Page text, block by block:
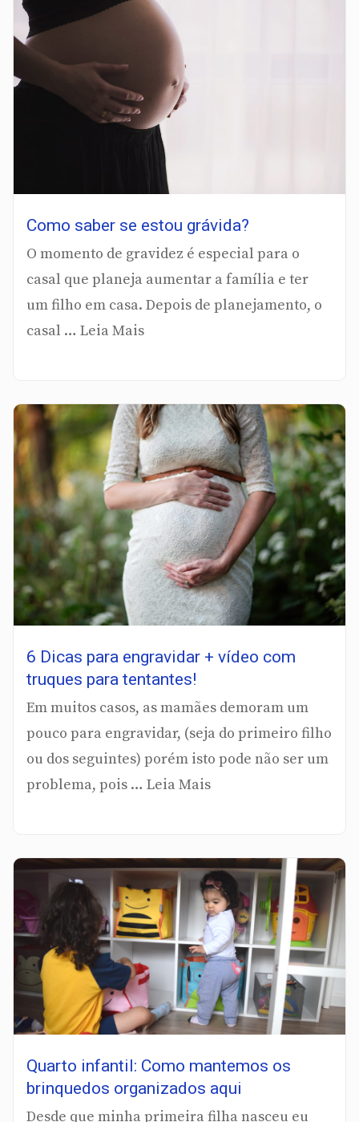
Como saber se estou grávida?
O momento de gravidez é especial para o
casal que planeja aumentar a família e ter
um filho em casa. Depois de planejamento, o
casal … Leia Mais
6 Dicas para engravidar + vídeo com
truques para tentantes!
Em muitos casos, as mamães demoram um
pouco para engravidar, (seja do primeiro filho
ou dos seguintes) porém isto pode não ser um
problema, pois … Leia Mais
Quarto infantil: Como mantemos os
brinquedos organizados aqui
Desde que minha primeira filha nasceu eu